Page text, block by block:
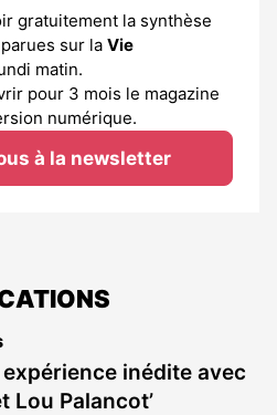
gratuitement la synthèse
sur la Vie
matin.
pour 3 mois le magazine
numérique.
à la newsletter
inédite avec
Lou Palancot’